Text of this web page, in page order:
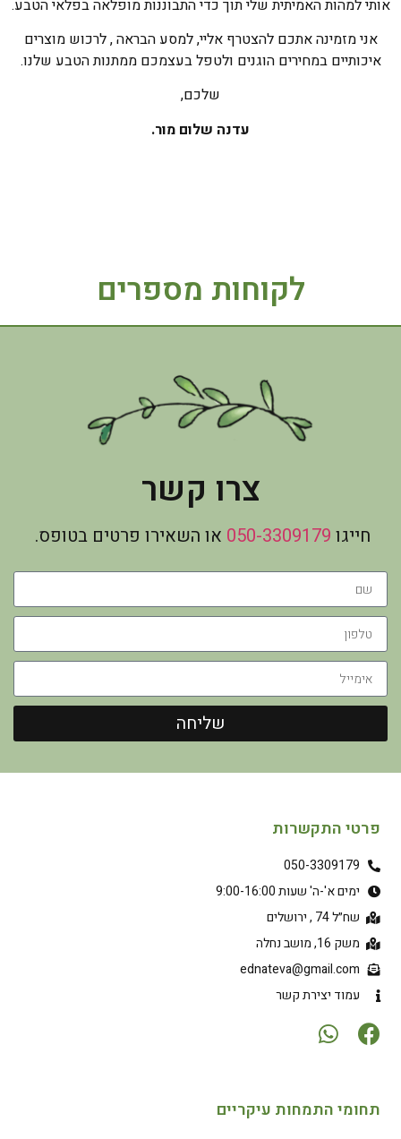
אותי למהות האמיתית שלי תוך כדי התבוננות מופלאה בפלאי הטבע.
אני מזמינה אתכם להצטרף אליי, למסע הבראה , לרכוש מוצרים
איכותיים במחירים הוגנים ולטפל בעצמכם ממתנות הטבע שלנו.
שלכם,
עדנה שלום מור.
לקוחות מספרים
צרו קשר
חייגו 050-3309179 או השאירו פרטים בטופס.
שליחה
תחומי התמחות עיקריים
פרטי התקשרות
050-3309179
ימים א'-ה' שעות 9:00-16:00
שח״ל 74 , ירושלים
משק 16, מושב נחלה
ednateva@gmail.com
עמוד יצירת קשר